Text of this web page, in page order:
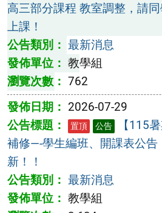
高三部分課程 教室調整，請
上課！
最新消息
教學組
762
2026-07-29
置頂 公告
【115
補修—-學生編班、開課表公告
新！！
最新消息
教學組